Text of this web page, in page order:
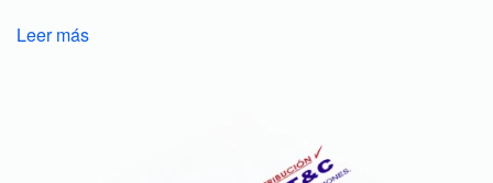
Leer más